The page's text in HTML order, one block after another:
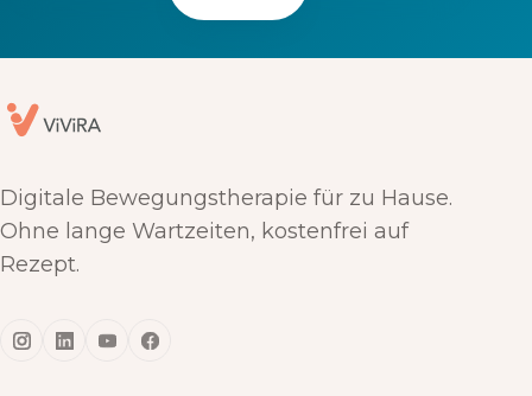
Digitale Bewegungstherapie für zu Hause.
Ohne lange Wartzeiten, kostenfrei auf
Rezept.